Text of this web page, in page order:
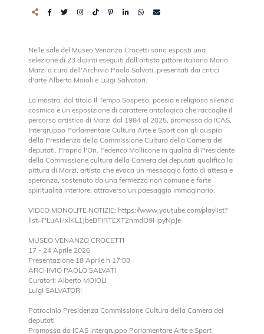
Nelle sale del Museo Venanzo Crocetti sono esposti una
selezione di 23 dipinti eseguiti dall'artista pittore italiano Mario
Marzi a cura dell'Archivio Paolo Salvati, presentati dai critici
d'arte Alberto Moioli e Luigi Salvatori.
La mostra, dal titolo Il Tempo Sospeso, poesia e religioso silenzio
cosmico è un esposizione di carattere antologico che raccoglie il
percorso artistico di Marzi dal 1984 al 2025, promossa da ICAS,
Intergruppo Parlamentare Cultura Arte e Sport con gli auspici
della Presidenza della Commissione Cultura della Camera dei
deputati. Proprio l'On. Federico Mollicone in qualità di Presidente
della Commissione cultura della Camera dei deputati qualifica la
pittura di Marzi, artista che evoca un messaggio fatto di attesa e
speranza, sostenuto da una fermezza non comune e forte
spiritualità interiore, attraverso un paesaggio immaginario.
VIDEO MONOLITE NOTIZIE: https://www.youtube.com/playlist?
list=PLuAHxlKL1JbeBFiRTEXT2nmdO9HpyNpJe
MUSEO VENANZO CROCETTI
17 - 24 Aprile 2026
Presentazione 18 Aprile h 17:00
ARCHIVIO PAOLO SALVATI
Curatori: Alberto MOIOLI
Luigi SALVATORI
Patrocinio Presidenza Commissione Cultura della Camera dei
deputati
Promossa da ICAS Intergruppo Parlamentare Arte e Sport